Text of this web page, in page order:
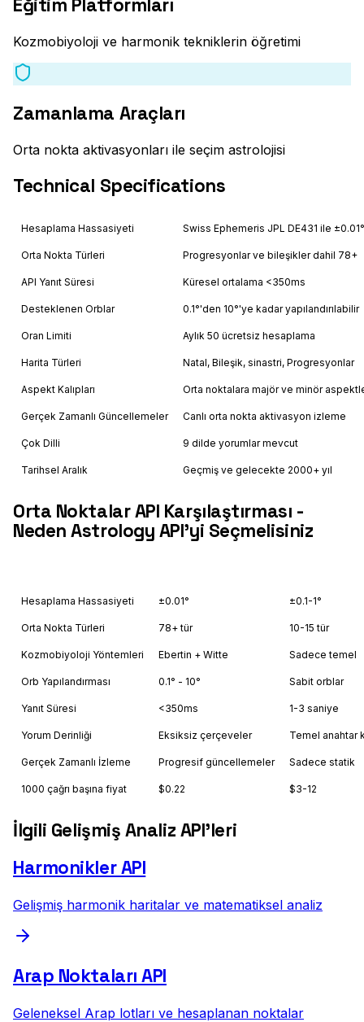
Eğitim Platformları
Kozmobiyoloji ve harmonik tekniklerin öğretimi
Zamanlama Araçları
Orta nokta aktivasyonları ile seçim astrolojisi
Technical Specifications
Hesaplama Hassasiyeti Swiss Ephemeris JPL DE431 ile ±0.01°
Orta Nokta Türleri Progresyonlar ve bileşikler dahil 78+
API Yanıt Süresi Küresel ortalama <350ms
Desteklenen Orblar 0.1°'den 10°'ye kadar yapılandırılabilir
Oran Limiti Aylık 50 ücretsiz hesaplama
Harita Türleri Natal, Bileşik, sinastri, Progresyonlar
Aspekt Kalıpları Orta noktalara majör ve minör
Gerçek Zamanlı Güncellemeler Canlı orta nokta aktivasyon izleme
Çok Dilli 9 dilde yorumlar mevcut
Tarihsel Aralık Geçmiş ve gelecekte 2000+ yıl
Orta Noktalar API Karşılaştırması -
Neden Astrology API'yi Seçmelisiniz
Hesaplama Hassasiyeti ±0.01° ±0.1-1°
Orta Nokta Türleri 78+ tür 10-15 tür
Kozmobiyoloji Yöntemleri Ebertin + Witte Sadece temel
Orb Yapılandırması 0.1° - 10° Sabit orblar
Yanıt Süresi <350ms 1-3 saniye
Yorum Derinliği Eksiksiz çerçeveler Temel anahtar
Gerçek Zamanlı İzleme Progresif güncellemeler Sadece statik
1000 çağrı başına fiyat $0.22 $3-12
İlgili Gelişmiş Analiz API'leri
Harmonikler API
Gelişmiş harmonik haritalar ve matematiksel analiz
Arap Noktaları API
Geleneksel Arap lotları ve hesaplanan noktalar